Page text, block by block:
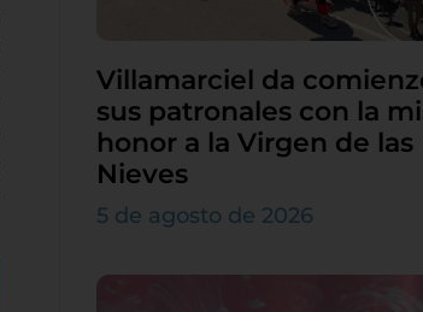
Villamarciel da
sus patronales con la
honor a la Virgen de las
Nieves
5 de agosto de 2026